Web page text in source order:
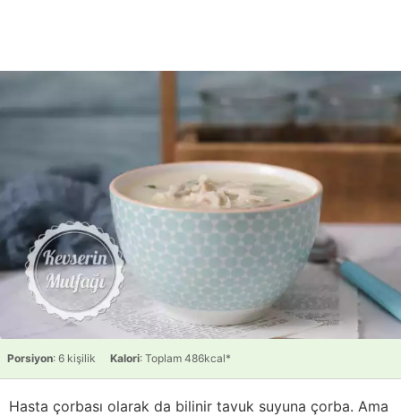
Porsiyon: 6 kişilik Kalori: Toplam 486kcal*
Hasta çorbası olarak da bilinir tavuk suyuna çorba. Ama